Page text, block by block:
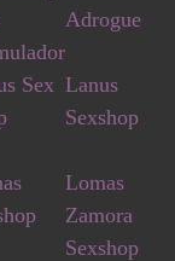
Adrogue
Sex Lanus
Sexshop
Lomas
Zamora
Sexshop